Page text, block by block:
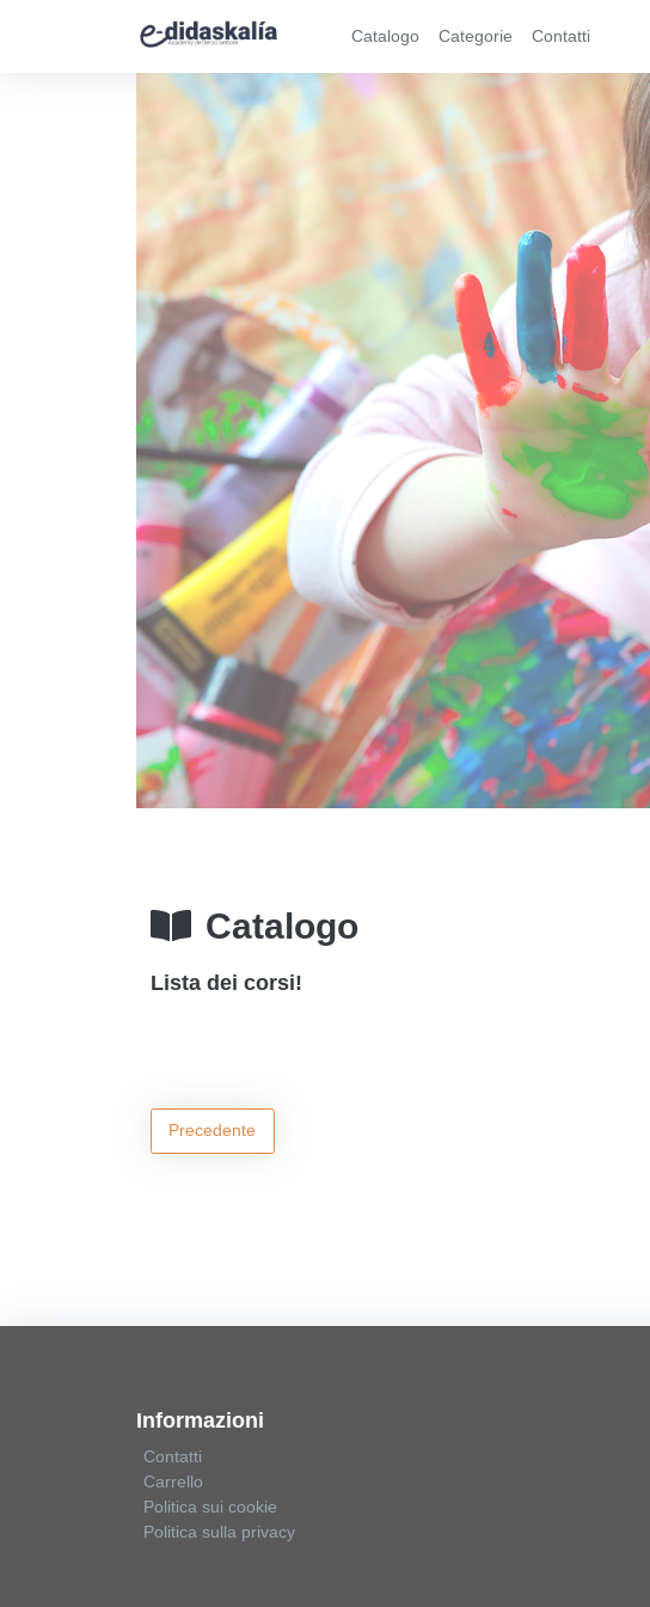
Catalogo Categorie Contatti
Catalogo
Lista dei corsi!
Precedente
Informazioni
Contatti
Carrello
Politica sui cookie
Politica sulla privacy